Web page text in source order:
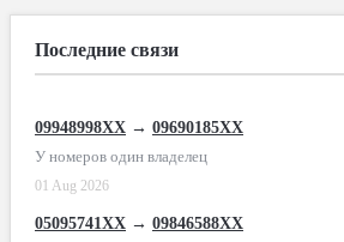
Последние связи
09948998XX → 09690185XX
У номеров один владелец
01 Aug 2026
05095741XX → 09846588XX